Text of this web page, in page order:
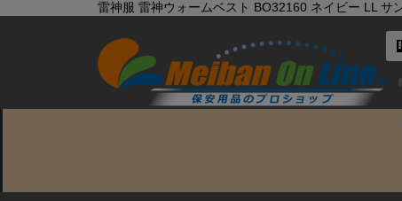
雷神服 雷神ウォームベスト BO32160 ネイビー LL サ